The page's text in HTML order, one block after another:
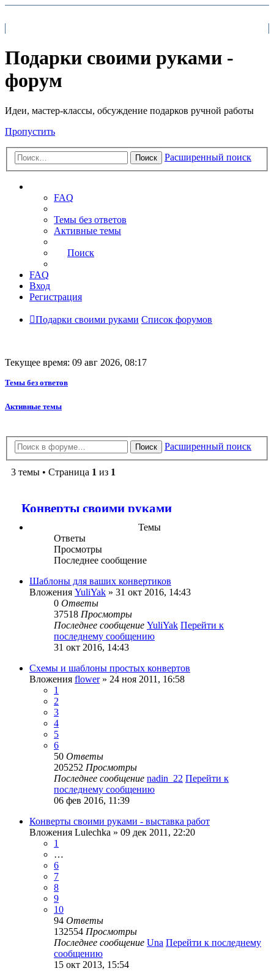
Подарки своими руками -
форум
Идеи, мастер-классы, обсуждение подарков ручной работы
Пропустить
Поиск Расширенный поиск
FAQ
Темы без ответов
Активные темы
Поиск
FAQ
Вход
Регистрация
Подарки своими руками Список форумов
Текущее время: 09 авг 2026, 08:17
Темы без ответов
Активные темы
Поиск Расширенный поиск
3 темы • Страница 1 из 1
Конверты своими руками
Темы
Ответы
Просмотры
Последнее сообщение
Шаблоны для ваших конвертиков
Вложения YuliYak » 31 окт 2016, 14:43
0 Ответы
37518 Просмотры
Последнее сообщение YuliYak Перейти к
последнему сообщению
31 окт 2016, 14:43
Схемы и шаблоны простых конвертов
Вложения flower» 24 ноя 2011, 16:58
1
2
3
4
5
6
50 Ответы
205252 Просмотры
Последнее сообщение nadin_22 Перейти к
последнему сообщению
06 фев 2016, 11:39
Конверты своими руками - выставка работ
Вложения Lulechka » 09 дек 2011, 22:20
1
…
6
7
8
9
10
94 Ответы
132554 Просмотры
Последнее сообщение Una Перейти к последнему
сообщению
15 окт 2013, 15:54